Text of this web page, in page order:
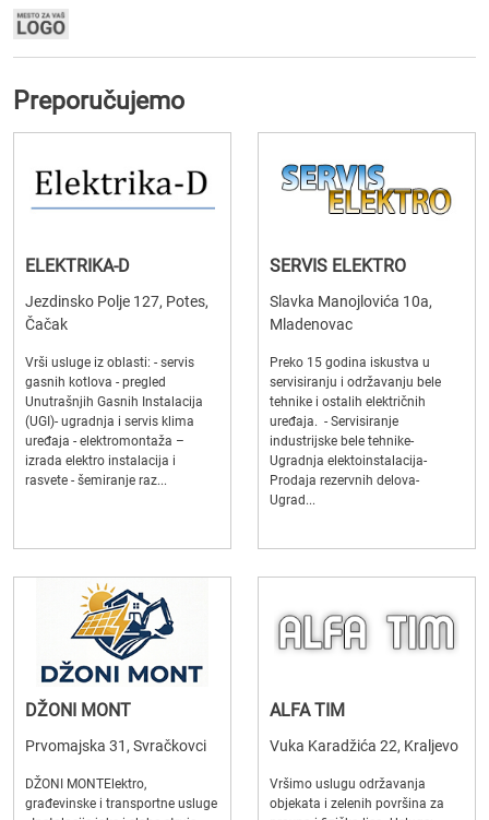
Preporučujemo
ELEKTRIKA-D
Jezdinsko Polje 127, Potes,
Čačak
Vrši usluge iz oblasti: - servis
gasnih kotlova - pregled
Unutrašnjih Gasnih Instalacija
(UGI)- ugradnja i servis klima
uređaja - elektromontaža –
izrada elektro instalacija i
rasvete - šemiranje raz...
SERVIS ELEKTRO
Slavka Manojlovića 10a,
Mladenovac
Preko 15 godina iskustva u
servisiranju i održavanju bele
tehnike i ostalih električnih
uređaja. - Servisiranje
industrijske bele tehnike-
Ugradnja elektoinstalacija-
Prodaja rezervnih delova-
Ugrad...
DŽONI MONT
Prvomajska 31, Svračkovci
DŽONI MONTElektro,
građevinske i transportne usluge
ALFA TIM
Vuka Karadžića 22, Kraljevo
Vršimo uslugu održavanja
objekata i zelenih površina za